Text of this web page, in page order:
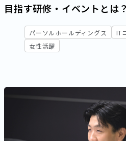
目指す研修・イベントとは？
パーソルホールディングス IT
女性活躍